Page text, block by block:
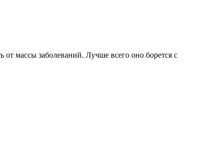
массы заболеваний. Лучше всего оно борется с